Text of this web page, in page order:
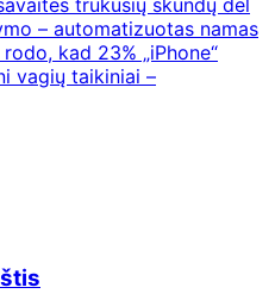
trukusių skundų dėl
– automatizuotas namas
kad 23% „iPhone“
vagių taikiniai –